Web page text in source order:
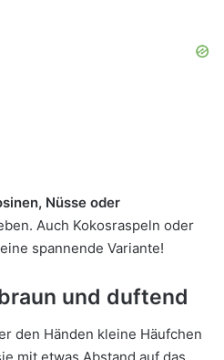
Nüsse oder
Auch Kokosraspeln oder
spannende Variante!
und duftend
den Händen kleine Häufchen
mit etwas Abstand auf das